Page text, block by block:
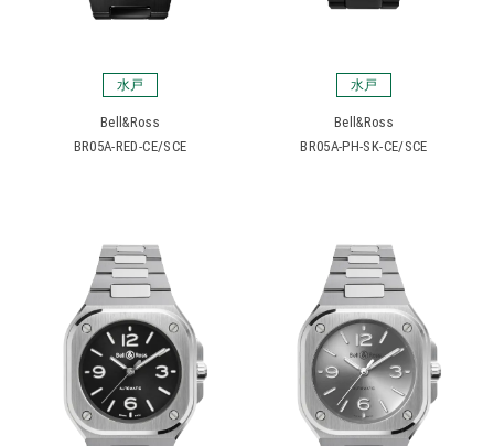
水戸
Bell&Ross
BR05A-RED-CE/SCE
水戸
Bell&Ross
BR05A-PH-SK-CE/SCE